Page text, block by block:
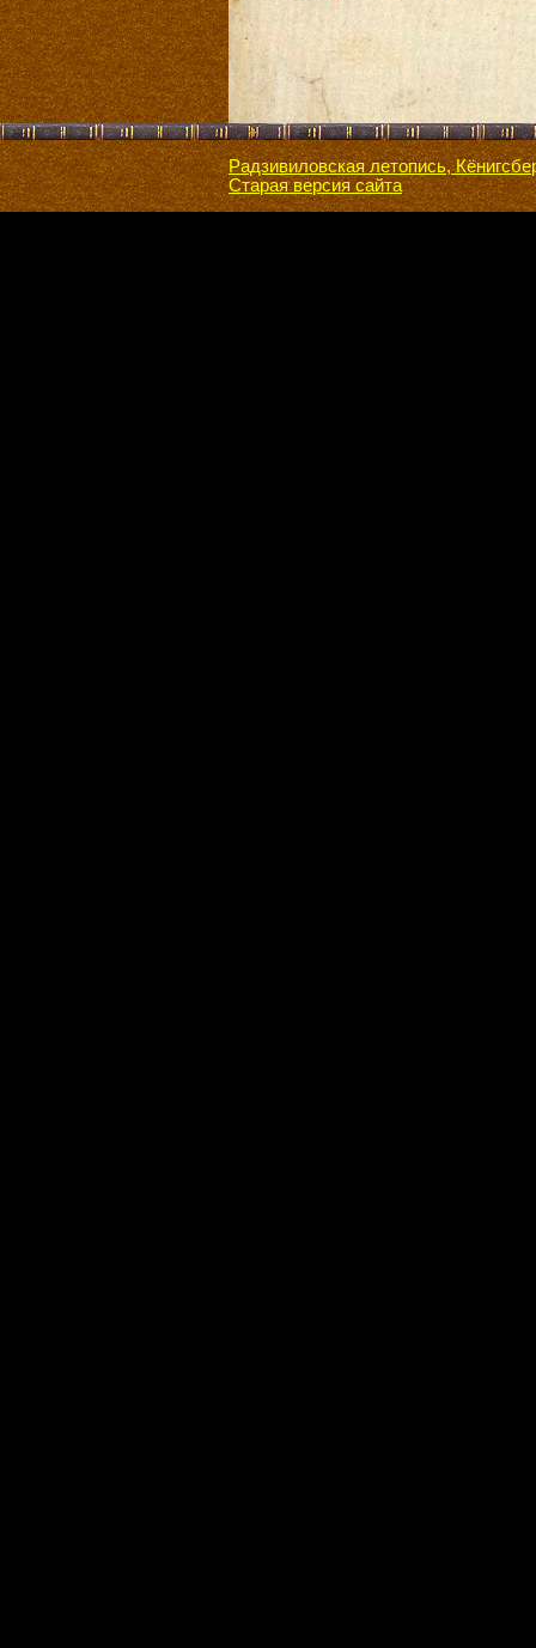
Радзивиловская летопись,
Старая версия сайта